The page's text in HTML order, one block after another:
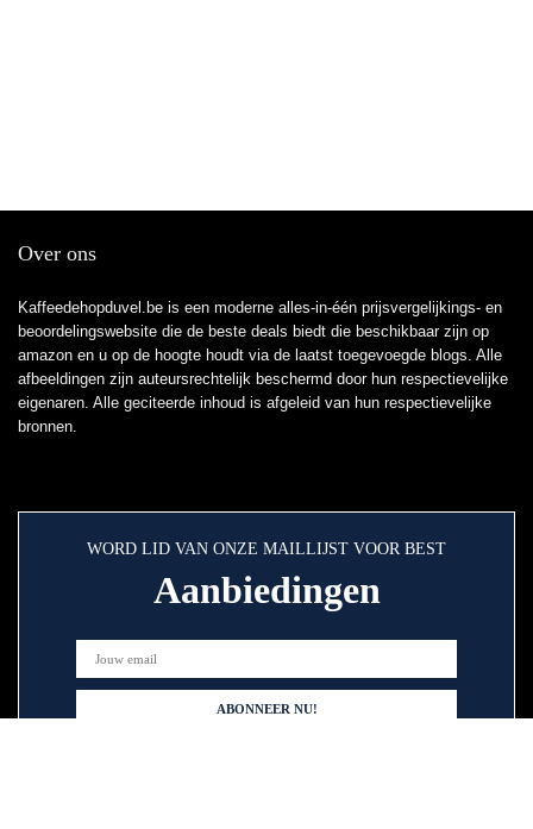
Over ons
Kaffeedehopduvel.be is een moderne alles-in-één prijsvergelijkings- en
beoordelingswebsite die de beste deals biedt die beschikbaar zijn op
amazon en u op de hoogte houdt via de laatst toegevoegde blogs. Alle
afbeeldingen zijn auteursrechtelijk beschermd door hun respectievelijke
eigenaren. Alle geciteerde inhoud is afgeleid van hun respectievelijke
bronnen.
WORD LID VAN ONZE MAILLIJST VOOR BEST
Aanbiedingen